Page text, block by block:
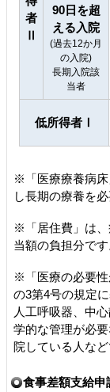
者
Ⅱ
90日を超
える入院
(過去12か月
の入院)
長期入院該
当者
低所得者Ⅰ
※「医療療養病床
し長期の療養を
※「居住費」は、
当額の負担分です
※「医療の必要性
の3第4号の規定
人工呼吸器、中
学的な管理が必
院している人など
食事差額支給申